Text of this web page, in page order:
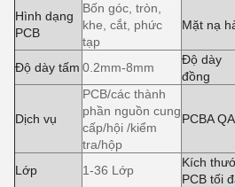
Hình dạng
PCB
Bốn góc, tròn,
khe, cắt, phức
tạp
Mặt nạ
Độ dày tấm 0.2mm-8mm
Độ dày
đồng
Dịch vụ
PCB/các thành
phần nguồn cung
cấp/hội /kiểm
tra/hộp
PCBA QA
Lớp 1-36 Lớp
Kích
PCB tối